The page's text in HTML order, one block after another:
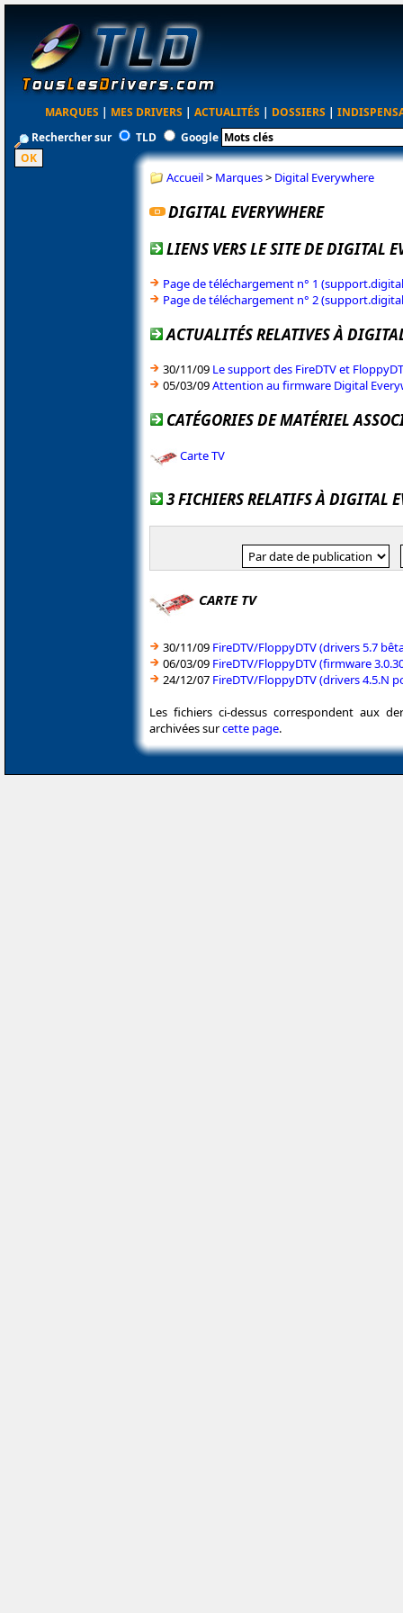
MARQUES | MES DRIVERS | ACTUALITÉS | DOSSIERS |
Rechercher sur
TLD Google
Accueil> Marques> Digital Everywhere
DIGITAL EVERYWHERE
LIENS VERS LE SITE DE DIGITAL
Page de téléchargement n° 1
Page de téléchargement n° 2
ACTUALITÉS RELATIVES À
30/11/09 Le support des FireDTV et
05/03/09Attention au firmware Digital
CATÉGORIES DE MATÉRIEL
Carte TV
3 FICHIERS RELATIFS À DIGITAL
CARTE TV
30/11/09 FireDTV/FloppyDTV (drivers 5.7
06/03/09 FireDTV/FloppyDTV (firmware
24/12/07 FireDTV/FloppyDTV (drivers 4.5.N
Les fichiers ci-dessus correspondent aux
archivées surcette page.